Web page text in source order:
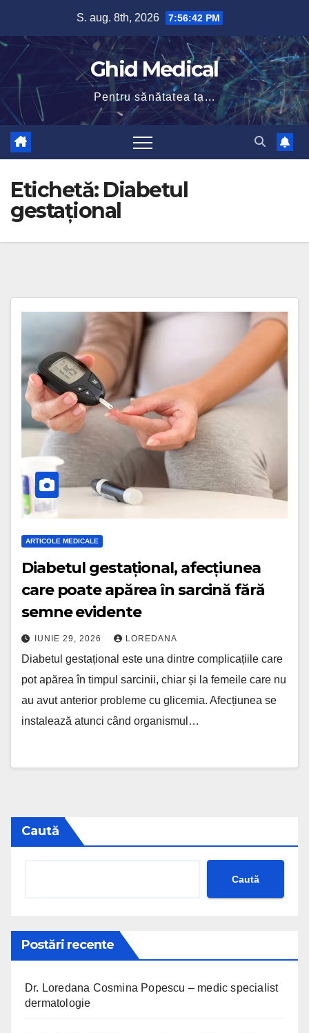
content
S. aug. 8th, 2026 7:56:42 PM
Ghid Medical
Pentru sănătatea ta...
Etichetă: Diabetul
gestațional
ARTICOLE MEDICALE
Diabetul gestațional, afecțiunea
care poate apărea în sarcină fără
semne evidente
IUNIE 29, 2026 LOREDANA
Diabetul gestațional este una dintre complicațiile care
pot apărea în timpul sarcinii, chiar și la femeile care nu
au avut anterior probleme cu glicemia. Afecțiunea se
instalează atunci când organismul…
Caută
Caută
Postări recente
Dr. Loredana Cosmina Popescu – medic specialist
dermatologie